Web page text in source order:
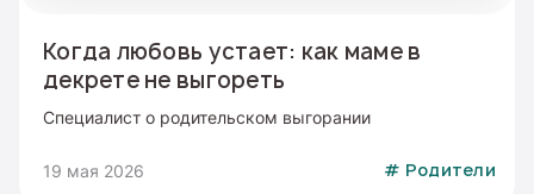
Когда любовь устает: как маме в
декрете не выгореть
Специалист о родительском выгорании
19 мая 2026 # Родители